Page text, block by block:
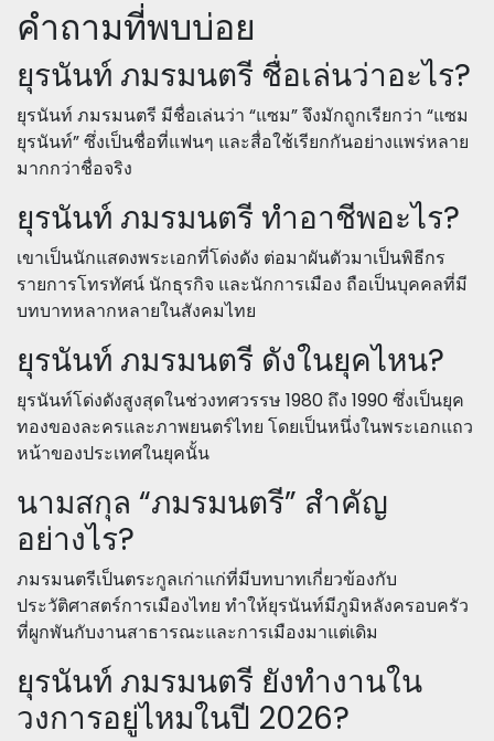
คำถามที่พบบ่อย
ยุรนันท์ ภมรมนตรี ชื่อเล่นว่าอะไร?
ยุรนันท์ ภมรมนตรี มีชื่อเล่นว่า “แซม” จึงมักถูกเรียกว่า “แซม
ยุรนันท์” ซึ่งเป็นชื่อที่แฟนๆ และสื่อใช้เรียกกันอย่างแพร่หลาย
มากกว่าชื่อจริง
ยุรนันท์ ภมรมนตรี ทำอาชีพอะไร?
เขาเป็นนักแสดงพระเอกที่โด่งดัง ต่อมาผันตัวมาเป็นพิธีกร
รายการโทรทัศน์ นักธุรกิจ และนักการเมือง ถือเป็นบุคคลที่มี
บทบาทหลากหลายในสังคมไทย
ยุรนันท์ ภมรมนตรี ดังในยุคไหน?
ยุรนันท์โด่งดังสูงสุดในช่วงทศวรรษ 1980 ถึง 1990 ซึ่งเป็นยุค
ทองของละครและภาพยนตร์ไทย โดยเป็นหนึ่งในพระเอกแถว
หน้าของประเทศในยุคนั้น
นามสกุล “ภมรมนตรี” สำคัญ
อย่างไร?
ภมรมนตรีเป็นตระกูลเก่าแก่ที่มีบทบาทเกี่ยวข้องกับ
ประวัติศาสตร์การเมืองไทย ทำให้ยุรนันท์มีภูมิหลังครอบครัว
ที่ผูกพันกับงานสาธารณะและการเมืองมาแต่เดิม
ยุรนันท์ ภมรมนตรี ยังทำงานใน
วงการอยู่ไหมในปี 2026?